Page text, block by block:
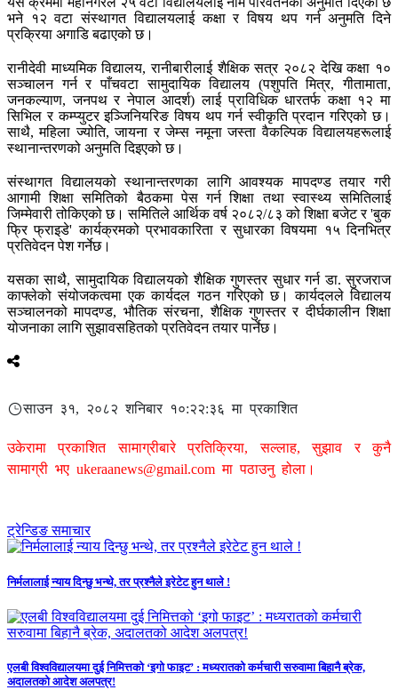
भने १२ वटा संस्थागत विद्यालयलाई कक्षा र विषय थप गर्न अनुमति दिने
प्रक्रिया अगाडि बढाएको छ।
रानीदेवी माध्यमिक विद्यालय, रानीबारीलाई शैक्षिक सत्र २०८२ देखि कक्षा १०
सञ्चालन गर्न र पाँचवटा सामुदायिक विद्यालय (पशुपति मित्र, गीतामाता,
जनकल्याण, जनपथ र नेपाल आदर्श) लाई प्राविधिक धारतर्फ कक्षा १२ मा
सिभिल र कम्प्युटर इञ्जिनियरिङ विषय थप गर्न स्वीकृति प्रदान गरिएको छ।
साथै, महिला ज्योति, जायना र जेम्स नमूना जस्ता वैकल्पिक विद्यालयहरूलाई
स्थानान्तरणको अनुमति दिइएको छ।
संस्थागत विद्यालयको स्थानान्तरणका लागि आवश्यक मापदण्ड तयार गरी
आगामी शिक्षा समितिको बैठकमा पेस गर्न शिक्षा तथा स्वास्थ्य समितिलाई
जिम्मेवारी तोकिएको छ। समितिले आर्थिक वर्ष २०८२/८३ को शिक्षा बजेट र 'बुक
फ्रि फ्राइडे' कार्यक्रमको प्रभावकारिता र सुधारका विषयमा १५ दिनभित्र
प्रतिवेदन पेश गर्नेछ।
यसका साथै, सामुदायिक विद्यालयको शैक्षिक गुणस्तर सुधार गर्न डा. सुरजराज
काफ्लेको संयोजकत्वमा एक कार्यदल गठन गरिएको छ। कार्यदलले विद्यालय
सञ्चालनको मापदण्ड, भौतिक संरचना, शैक्षिक गुणस्तर र दीर्घकालीन शिक्षा
योजनाका लागि सुझावसहितको प्रतिवेदन तयार पार्नेछ।
साउन ३१, २०८२ शनिबार १०:२२:३६ मा प्रकाशित
उकेरामा प्रकाशित सामाग्रीबारे प्रतिक्रिया, सल्लाह, सुझाव र कुनै
सामाग्री भए ukeraanews@gmail.com मा पठाउनु होला।
ट्रेन्डिङ समाचार
निर्मलालाई न्याय दिन्छु भन्थे, तर प्रश्नैले इरेटेट हुन थाले !
एलबी विश्वविद्यालयमा दुई निमित्तको ‘इगो फाइट’ : मध्यरातको कर्मचारी सरुवामा बिहानै ब्रेक,
अदालतको आदेश अलपत्र!